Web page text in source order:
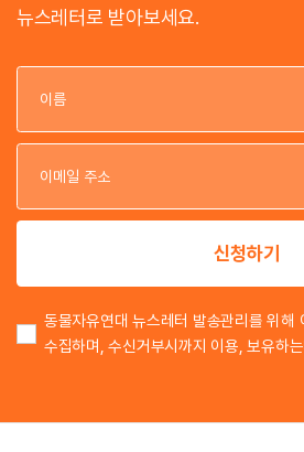
뉴스레터로 받아보세요.
신청하기
동물자유연대 뉴스레터 발송관리를 위해
수집하며, 수신거부시까지 이용, 보유하